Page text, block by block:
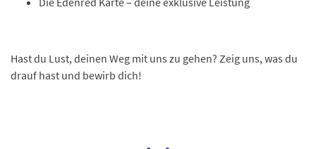
Hast du Lust, deinen Weg mit uns zu gehen? Zeig uns, was du
drauf hast und bewirb dich!